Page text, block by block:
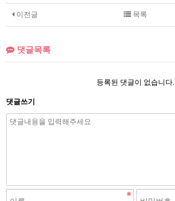
이전글 목록
댓글목록
등록된 댓글이 없습니다.
댓글쓰기